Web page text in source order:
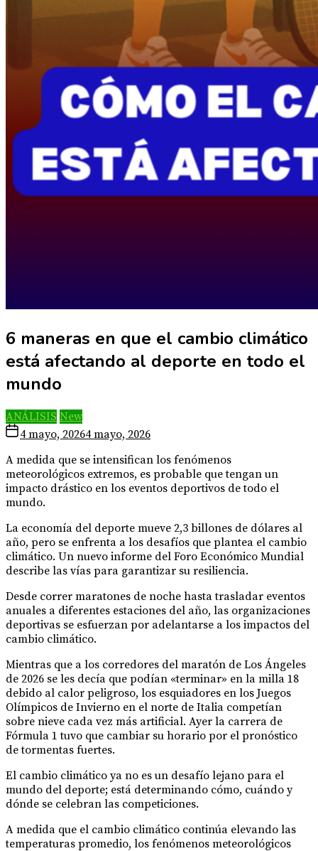
6 maneras en que el cambio climático
está afectando al deporte en todo el
mundo
ANÁLISIS New
4 mayo, 20264 mayo, 2026
A medida que se intensifican los fenómenos
meteorológicos extremos, es probable que tengan un
impacto drástico en los eventos deportivos de todo el
mundo.
La economía del deporte mueve 2,3 billones de dólares al
año, pero se enfrenta a los desafíos que plantea el cambio
climático. Un nuevo informe del Foro Económico Mundial
describe las vías para garantizar su resiliencia.
Desde correr maratones de noche hasta trasladar eventos
anuales a diferentes estaciones del año, las organizaciones
deportivas se esfuerzan por adelantarse a los impactos del
cambio climático.
Mientras que a los corredores del maratón de Los Ángeles
de 2026 se les decía que podían «terminar» en la milla 18
debido al calor peligroso, los esquiadores en los Juegos
Olímpicos de Invierno en el norte de Italia competían
sobre nieve cada vez más artificial. Ayer la carrera de
Fórmula 1 tuvo que cambiar su horario por el pronóstico
de tormentas fuertes.
El cambio climático ya no es un desafío lejano para el
mundo del deporte; está determinando cómo, cuándo y
dónde se celebran las competiciones.
A medida que el cambio climático continúa elevando las
temperaturas promedio, los fenómenos meteorológicos